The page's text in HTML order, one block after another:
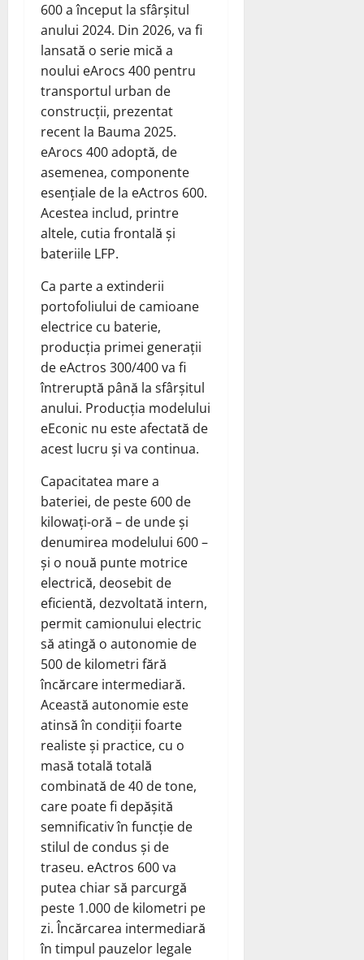
600 a început la sfârșitul
anului 2024. Din 2026, va fi
lansată o serie mică a
noului eArocs 400 pentru
transportul urban de
construcții, prezentat
recent la Bauma 2025.
eArocs 400 adoptă, de
asemenea, componente
esențiale de la eActros 600.
Acestea includ, printre
altele, cutia frontală și
bateriile LFP.
Ca parte a extinderii
portofoliului de camioane
electrice cu baterie,
producția primei generații
de eActros 300/400 va fi
întreruptă până la sfârșitul
anului. Producția modelului
eEconic nu este afectată de
acest lucru și va continua.
Capacitatea mare a
bateriei, de peste 600 de
kilowați-oră – de unde și
denumirea modelului 600 –
și o nouă punte motrice
electrică, deosebit de
eficientă, dezvoltată intern,
permit camionului electric
să atingă o autonomie de
500 de kilometri fără
încărcare intermediară.
Această autonomie este
atinsă în condiții foarte
realiste și practice, cu o
masă totală totală
combinată de 40 de tone,
care poate fi depășită
semnificativ în funcție de
stilul de condus și de
traseu. eActros 600 va
putea chiar să parcurgă
peste 1.000 de kilometri pe
zi. Încărcarea intermediară
în timpul pauzelor legale